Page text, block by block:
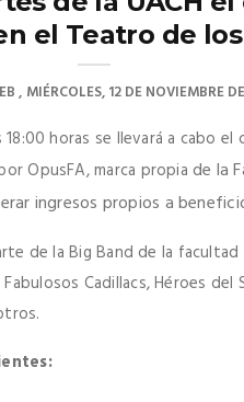
el Teatro de
MIÉRCOLES, 12 DE NOVIEMBRE
horas se llevará a cabo
OpusFA, marca propiade la
ingresos propios a
de la Big Band de la
Cadillacs, Héroes del